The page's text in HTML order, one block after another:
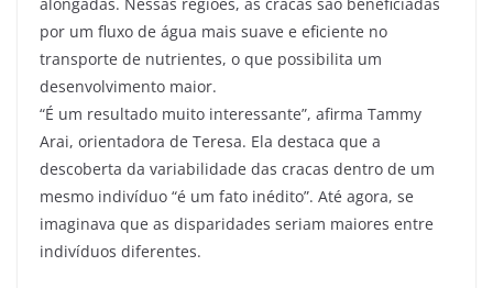
por um fluxo de água mais suave e eficiente no
transporte de nutrientes, o que possibilita um
desenvolvimento maior.
“É um resultado muito interessante”, afirma Tammy
Arai, orientadora de Teresa. Ela destaca que a
descoberta da variabilidade das cracas dentro de um
mesmo indivíduo “é um fato inédito”. Até agora, se
imaginava que as disparidades seriam maiores entre
indivíduos diferentes.